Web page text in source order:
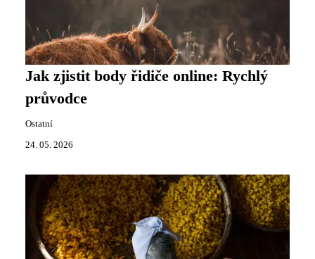
Jak zjistit body řidiče online: Rychlý
průvodce
Ostatní
24. 05. 2026